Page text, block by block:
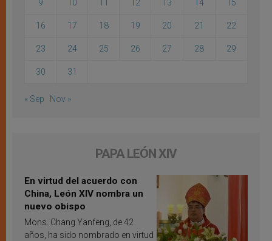
9 10 11 12 13 14 15
16 17 18 19 20 21 22
23 24 25 26 27 28 29
30 31
« Sep Nov »
PAPA LEÓN XIV
En virtud del acuerdo con
China, León XIV nombra un
nuevo obispo
Mons. Chang Yanfeng, de 42
años, ha sido nombrado en virtud